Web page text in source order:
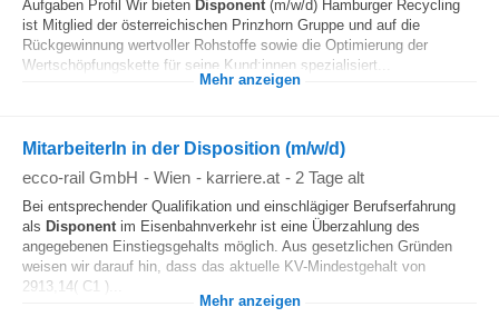
Aufgaben Profil Wir bieten Disponent(m/w/d) Hamburger Recycling
ist Mitglied der österreichischen Prinzhorn Gruppe und auf die
Rückgewinnung wertvoller Rohstoffe sowie die Optimierung der
Wertschöpfungskette für seine Kund:innen spezialisiert...
Mehr anzeigen
MitarbeiterIn in der Disposition (m/w/d)
ecco-rail GmbH - Wien - karriere.at - 2 Tage alt
Bei entsprechender Qualifikation und einschlägiger Berufserfahrung
als Disponentim Eisenbahnverkehr ist eine Überzahlung des
angegebenen Einstiegsgehalts möglich. Aus gesetzlichen Gründen
weisen wir darauf hin, dass das aktuelle KV-Mindestgehalt von
2913,14( C1 )...
Mehr anzeigen